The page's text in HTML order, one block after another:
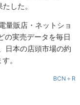
した。
量販店・ネットショ
の実売データを毎日
日本の店頭市場の約
。
BCN＋R